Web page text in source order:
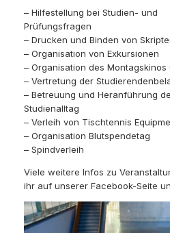
– Hilfestellung bei Studien- und
Prüfungsfragen
– Drucken und Binden von
– Organisation von Exkursionen
– Organisation des Montagskinos
– Vertretung der
– Betreuung und Heranführung
Studienalltag
– Verleih von Tischtennis
– Organisation Blutspendetag
– Spindverleih
Viele weitere Infos zu
ihr auf unserer Facebook-Seite